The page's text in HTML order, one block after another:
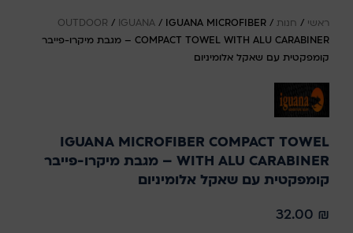
ראשי / חנות /
OUTDOOR / IGUANA / IGUANA MICROFIBER
COMPACT TOWEL WITH ALU CARABINER – מגבת מיקרו-פייבר
קומפקטית עם שאקל אלומיניום
IGUANA MICROFIBER COMPACT TOWEL
WITH ALU CARABINER – מגבת מיקרו-פייבר
קומפקטית עם שאקל אלומיניום
32.00 ₪